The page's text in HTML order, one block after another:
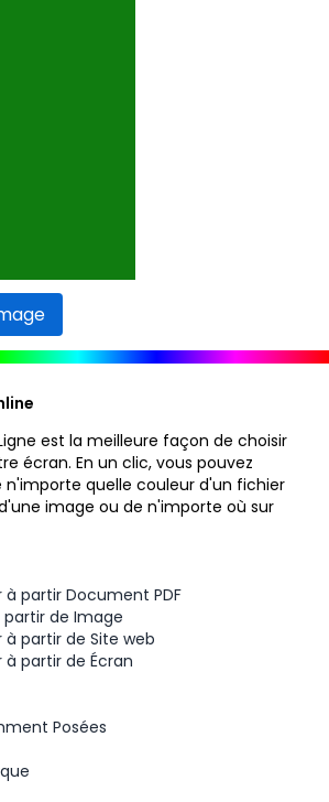
est la meilleure façon de choisir
écran. En un clic, vous pouvez
quelle couleur d'un fichier
image ou de n'importe où sur
partir Document PDF
de Image
partir de Site web
partir de Écran
Posées